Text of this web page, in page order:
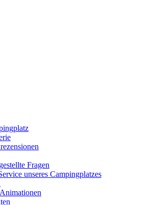
Fragen
unseres Campingplatzes